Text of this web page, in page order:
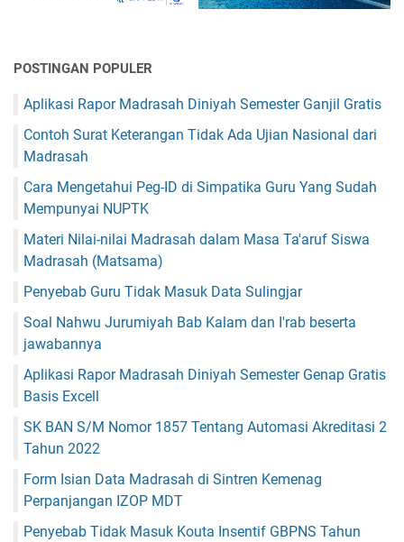
POSTINGAN POPULER
Aplikasi Rapor Madrasah Diniyah Semester Ganjil Gratis
Contoh Surat Keterangan Tidak Ada Ujian Nasional dari
Madrasah
Cara Mengetahui Peg-ID di Simpatika Guru Yang Sudah
Mempunyai NUPTK
Materi Nilai-nilai Madrasah dalam Masa Ta'aruf Siswa
Madrasah (Matsama)
Penyebab Guru Tidak Masuk Data Sulingjar
Soal Nahwu Jurumiyah Bab Kalam dan I'rab beserta
jawabannya
Aplikasi Rapor Madrasah Diniyah Semester Genap Gratis
Basis Excell
SK BAN S/M Nomor 1857 Tentang Automasi Akreditasi 2
Tahun 2022
Form Isian Data Madrasah di Sintren Kemenag
Perpanjangan IZOP MDT
Penyebab Tidak Masuk Kouta Insentif GBPNS Tahun